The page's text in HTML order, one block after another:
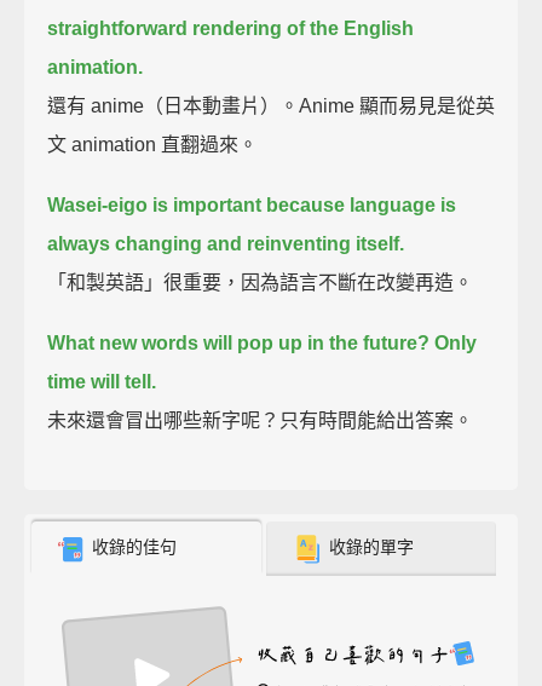
straightforward rendering of the English
animation.
還有 anime（日本動畫片）。Anime 顯而易見是從英
文 animation 直翻過來。
Wasei-eigo is important because language is
always changing and reinventing itself.
「和製英語」很重要，因為語言不斷在改變再造。
What new words will pop up in the future? Only
time will tell.
未來還會冒出哪些新字呢？只有時間能給出答案。
收錄的佳句 收錄的單字